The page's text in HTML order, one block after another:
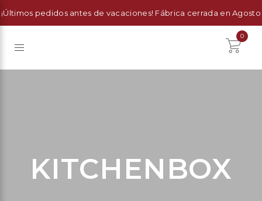
¡Últimos pedidos antes de vacaciones! Fábrica cerrada en Agosto
0
KITCHENBOX